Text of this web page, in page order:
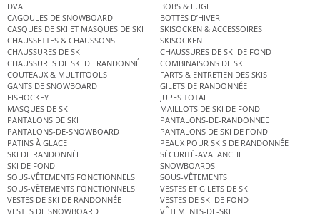
DVA
BOBS & LUGE
CAGOULES DE SNOWBOARD
BOTTES D’HIVER
CASQUES DE SKI ET MASQUES DE SKI
SKISOCKEN & ACCESSOIRES
CHAUSSETTES & CHAUSSONS
SKISOCKEN
CHAUSSURES DE SKI
CHAUSSURES DE SKI DE FOND
CHAUSSURES DE SKI DE RANDONNÉE
COMBINAISONS DE SKI
COUTEAUX & MULTITOOLS
FARTS & ENTRETIEN DES SKIS
GANTS DE SNOWBOARD
GILETS DE RANDONNÉE
EISHOCKEY
JUPES TOTAL
MASQUES DE SKI
MAILLOTS DE SKI DE FOND
PANTALONS DE SKI
PANTALONS-DE-RANDONNEE
PANTALONS-DE-SNOWBOARD
PANTALONS DE SKI DE FOND
PATINS À GLACE
PEAUX POUR SKIS DE RANDONNÉE
SKI DE RANDONNÉE
SÉCURITÉ-AVALANCHE
SKI DE FOND
SNOWBOARDS
SOUS-VÊTEMENTS FONCTIONNELS
SOUS-VÊTEMENTS
SOUS-VÊTEMENTS FONCTIONNELS
VESTES ET GILETS DE SKI
VESTES DE SKI DE RANDONNÉE
VESTES DE SKI DE FOND
VESTES DE SNOWBOARD
VÊTEMENTS-DE-SKI